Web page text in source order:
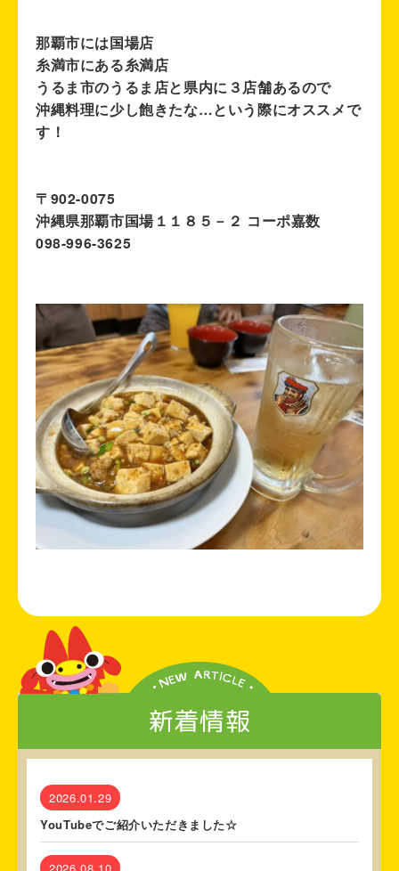
那覇市には国場店
糸満市にある糸満店
うるま市のうるま店と県内に３店舗あるので
沖縄料理に少し飽きたな…という際にオススメで
す！
〒902-0075
沖縄県那覇市国場１１８５－２ コーポ嘉数
098-996-3625
新着情報
2026.01.29
YouTubeでご紹介いただきました☆
2026.08.10